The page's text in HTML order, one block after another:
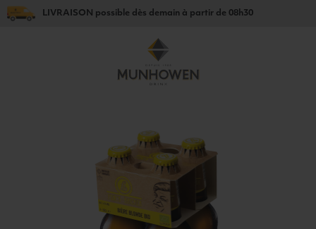
LIVRAISON possible dès demain à partir de 08h30